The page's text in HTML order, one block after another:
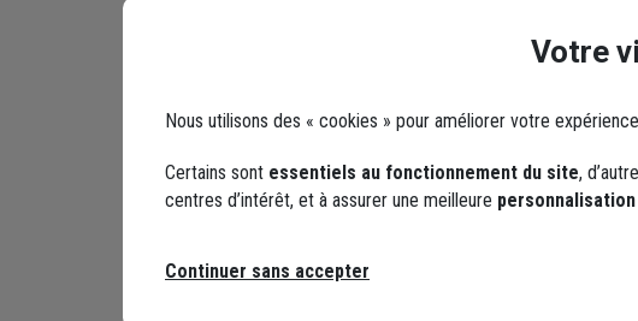
Votre
Nous utilisons des « cookies » pour améliorer votre
Certains sont essentiels au fonctionnement du site,
centres d’intérêt, et à assurer une meilleure personnalisation
Continuer sans accepter